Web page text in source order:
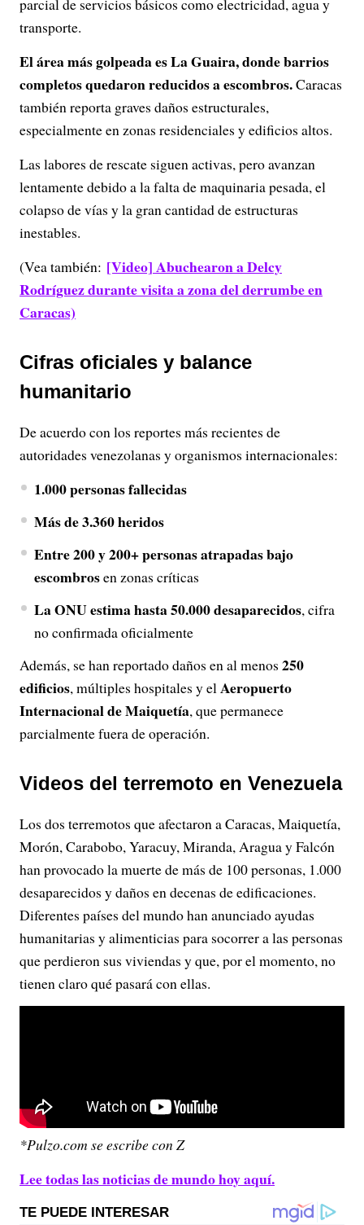
parcial de servicios básicos como electricidad, agua y
transporte.
El área más golpeada es La Guaira, donde barrios
completos quedaron reducidos a escombros.Caracas
también reporta graves daños estructurales,
especialmente en zonas residenciales y edificios altos.
Las labores de rescate siguen activas, pero avanzan
lentamente debido a la falta de maquinaria pesada, el
colapso de vías y la gran cantidad de estructuras
inestables.
(Vea también: [Video] Abuchearon a Delcy
Rodríguez durante visita a zona del derrumbe en
Caracas)
Cifras oficiales y balance
humanitario
De acuerdo con los reportes más recientes de
autoridades venezolanas y organismos internacionales:
1.000 personas fallecidas
Más de 3.360 heridos
Entre 200 y 200+ personas atrapadas bajo
escombrosen zonas críticas
La ONU estima hasta 50.000 desaparecidos, cifra
no confirmada oficialmente
Además, se han reportado daños en al menos 250
edificios, múltiples hospitales y elAeropuerto
Internacional de Maiquetía, que permanece
parcialmente fuera de operación.
Videos del terremoto en Venezuela
Los dos terremotos que afectaron a Caracas, Maiquetía,
Morón, Carabobo, Yaracuy, Miranda, Aragua y Falcón
han provocado la muerte de más de 100 personas, 1.000
desaparecidos y daños en decenas de edificaciones.
Diferentes países del mundo han anunciado ayudas
humanitarias y alimenticias para socorrer a las personas
que perdieron sus viviendas y que, por el momento, no
tienen claro qué pasará con ellas.
*Pulzo.com se escribe con Z
Lee todas las noticias de mundo hoy aquí.